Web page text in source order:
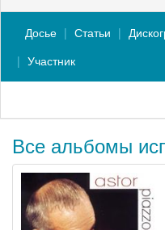
Досье Статьи
Участник
Все альбомы